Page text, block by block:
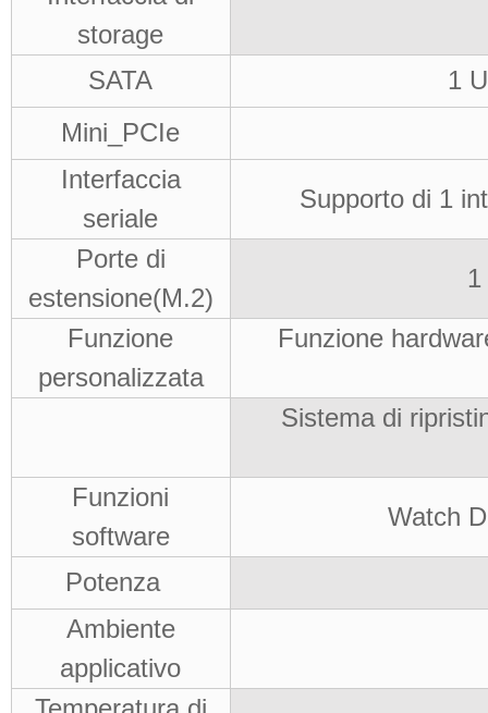
storage
SATA
1
Mini_PCIe
Interfaccia
seriale
Supporto di 1
Porte di
estensione(M.2)
Funzione
personalizzata
Funzione
Sistema di
Funzioni
software
Watch
Potenza
Ambiente
applicativo